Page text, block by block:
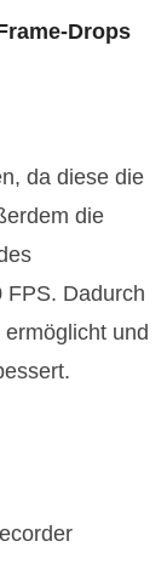
Drops
da diese die
die
FPS. Dadurch
und